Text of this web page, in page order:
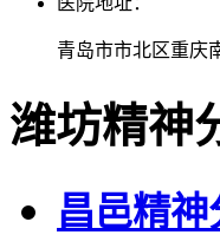
青岛市市北区重庆
潍坊精神
昌邑精